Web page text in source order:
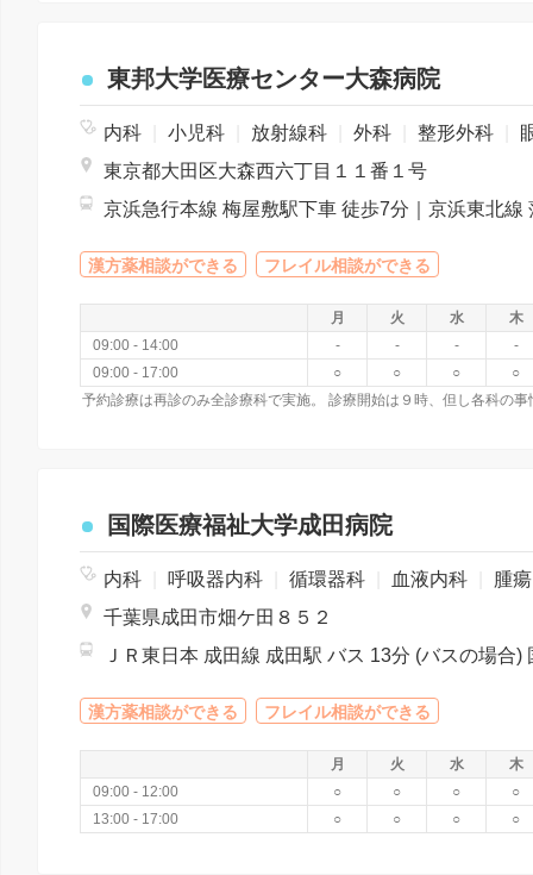
東邦大学医療センター大森病院
内科 小児科 放射線科 外科 整形外科
東京都大田区大森西六丁目１１番１号
漢方薬相談ができる フレイル相談ができる
月 火 水
木
09:00 - 14:00
- - -
-
09:00 - 17:00
○ ○ ○
○
予約診療は再診のみ全診療科で実施。 診療開始は９時、但し各科の
国際医療福祉大学成田病院
内科 呼吸器内科 循環器科 血液内科
腫瘍内科・外科
千葉県成田市畑ケ田８５２
漢方薬相談ができる フレイル相談ができる
月 火 水
木
09:00 - 12:00
○ ○ ○
○
13:00 - 17:00
○ ○ ○ ○